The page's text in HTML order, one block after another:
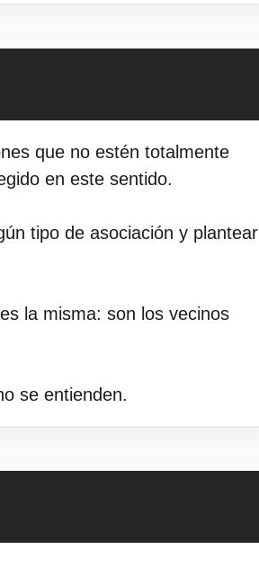
que no estén totalmente
en este sentido.
tipo de asociación y plantear
la misma: son los vecinos
se entienden.